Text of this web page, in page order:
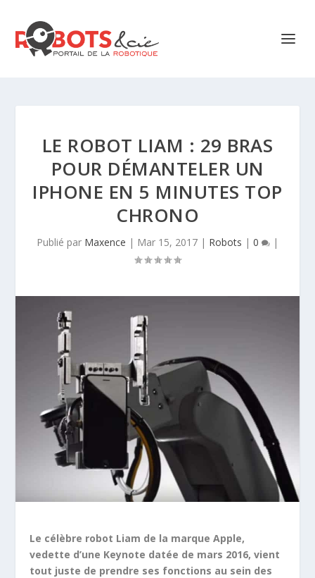
LE ROBOT LIAM : 29 BRAS
POUR DÉMANTELER UN
IPHONE EN 5 MINUTES TOP
CHRONO
Publié par Maxence | Mar 15, 2017 | Robots | 0 |
Le célèbre robot Liam de la marque Apple,
vedette d’une Keynote datée de mars 2016, vient
tout juste de prendre ses fonctions au sein des